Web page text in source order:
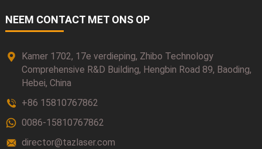
NEEM CONTACT MET ONS OP
Kamer 1702, 17e verdieping, Zhibo Technology
Comprehensive R&D Building, Hengbin Road 89, Baoding,
Hebei, China
+86 15810767862
0086-15810767862
director@tazlaser.com